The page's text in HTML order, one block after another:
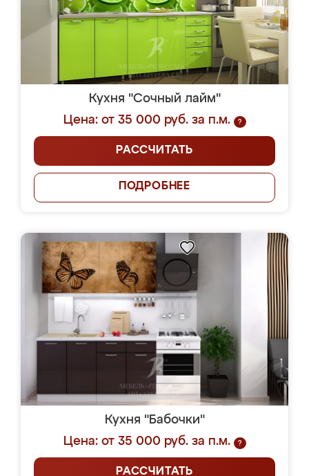
Кухня "Сочный лайм"
Цена: от 35 000 руб. за п.м.
?
РАССЧИТАТЬ
ПОДРОБНЕЕ
Кухня "Бабочки"
Цена: от 35 000 руб. за п.м.
?
РАССЧИТАТЬ